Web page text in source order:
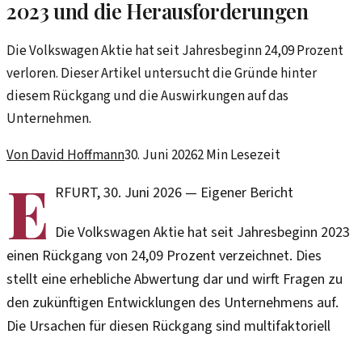
2023 und die Herausforderungen
Die Volkswagen Aktie hat seit Jahresbeginn 24,09 Prozent
verloren. Dieser Artikel untersucht die Gründe hinter
diesem Rückgang und die Auswirkungen auf das
Unternehmen.
VonDavid Hoffmann30. Juni 20262Min Lesezeit
E RFURT,30. Juni 2026— Eigener Bericht
Die Volkswagen Aktie hat seit Jahresbeginn 2023
einen Rückgang von 24,09 Prozent verzeichnet. Dies
stellt eine erhebliche Abwertung dar und wirft Fragen zu
den zukünftigen Entwicklungen des Unternehmens auf.
Die Ursachen für diesen Rückgang sind multifaktoriell